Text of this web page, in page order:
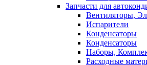
Запчасти для
Вентиляторы,
Испарители
Конденсаторы
Конденсаторы
Наборы,
Расходные